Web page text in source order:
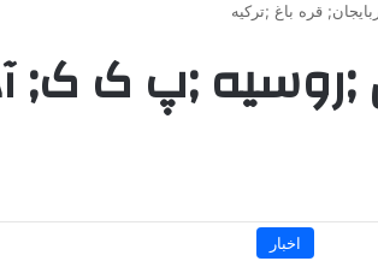
قره باغ ;ترکیه
;روسیه ;پ ک ک;
اخبار